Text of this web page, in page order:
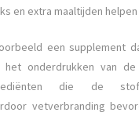
en extra maaltijden
een supplement
onderdrukken van
die de
vetverbranding